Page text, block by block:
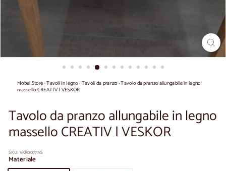
Mobel.Store›Tavoli in legno›Tavoli da pranzo›Tavolo da pranzo allungabile in legno
massello CREATIV | VESKOR
Tavolo da pranzo allungabile in legno
massello CREATIV | VESKOR
SKU: VKR0077NS
Materiale